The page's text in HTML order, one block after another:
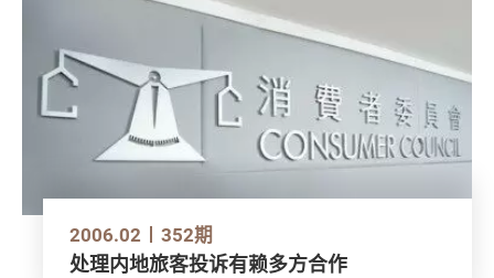
2006.02 352期
处理内地旅客投诉有赖多方合作